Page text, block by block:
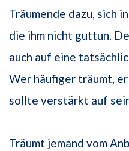
Träumende dazu, sich
die ihm nicht guttun.
auch auf eine
Wer häufiger träumt,
sollte verstärkt auf
Träumt jemand vom